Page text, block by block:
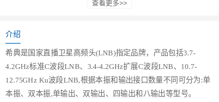
希典是国家直播卫星高频头(LNB)指定品牌，产品包括3.7-
4.2GHz标准C波段LNB、3.4-4.2GHz扩展C波段LNB、10.7-
12.75GHz Ku波段LNB,根据本振和输出接口数量不同可分为:单
本振、双本振,单输出、双输出、四输出和八输出等型号。